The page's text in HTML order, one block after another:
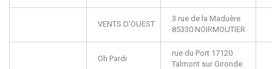
VENTS D'OUEST
3 rue de la Maduère
85330 NOIRMOUTIER
Oh Pardi
rue du Port 17120
Talmont sur Gironde